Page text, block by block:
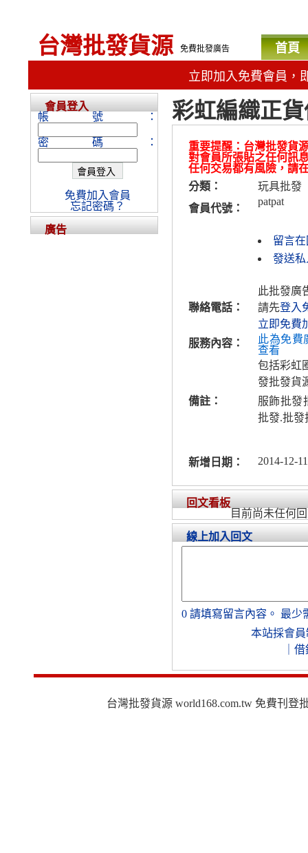
台灣批發貨源 免費批發廣告 首頁
立即加入免費會員，
彩虹編織正
重要提醒：台灣批發貨
對會員所張貼之任何訊
任何交易都有風險，請
分類：
玩具批發
會員代號：
patpat
留言
發送私
聯絡電話：
此批發廣
請先登入
立即免費
服務內容：
此為免費
查看
包括彩虹
發批發貨
備註：
服飾批發
批發.批發
新增日期： 2014-12-
回文看板
目前尚未任何
線上加入回文
0 請填寫留言內容。 最少
本站採會員
借
會員登入
帳號：
密碼：
免費加入會員
忘記密碼？
廣告
台灣批發貨源 world168.com.tw 免費刊登